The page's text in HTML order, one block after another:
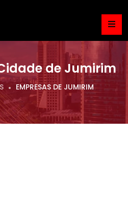
de Jumirim
EMPRESAS DE JUMIRIM